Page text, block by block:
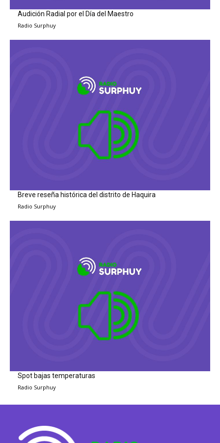
Audición Radial por el Día del Maestro
Radio Surphuy
Breve reseña histórica del distrito de Haquira
Radio Surphuy
Spot bajas temperaturas
Radio Surphuy